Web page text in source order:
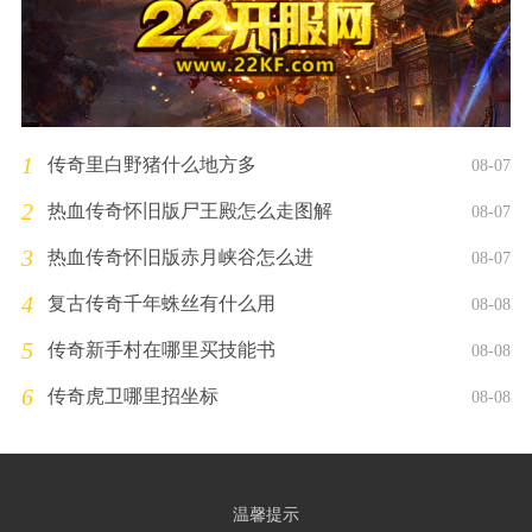
1 传奇里白野猪什么地方多 08-07
2 热血传奇怀旧版尸王殿怎么走图解 08-07
3 热血传奇怀旧版赤月峡谷怎么进 08-07
4 复古传奇千年蛛丝有什么用 08-08
5 传奇新手村在哪里买技能书 08-08
6 传奇虎卫哪里招坐标 08-08
温馨提示